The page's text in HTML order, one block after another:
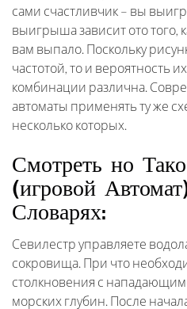
сами счастливчик – вы
выигрыша зависит ото того,
вам выпало. Поскольку
частотой, то и вероятность
комбинации различна.
автоматы применять ту же
несколько которых.
Смотреть но
(игровой
Словарях:
Севилестр управляете
сокровища. При что
столкновения с
морских глубин. После